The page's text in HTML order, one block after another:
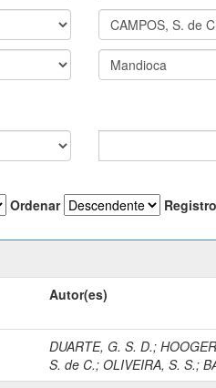
Ordenar
Autor(es)
DUARTE, G. S. D.;
S. de C.;OLIVEIRA, S. S.;